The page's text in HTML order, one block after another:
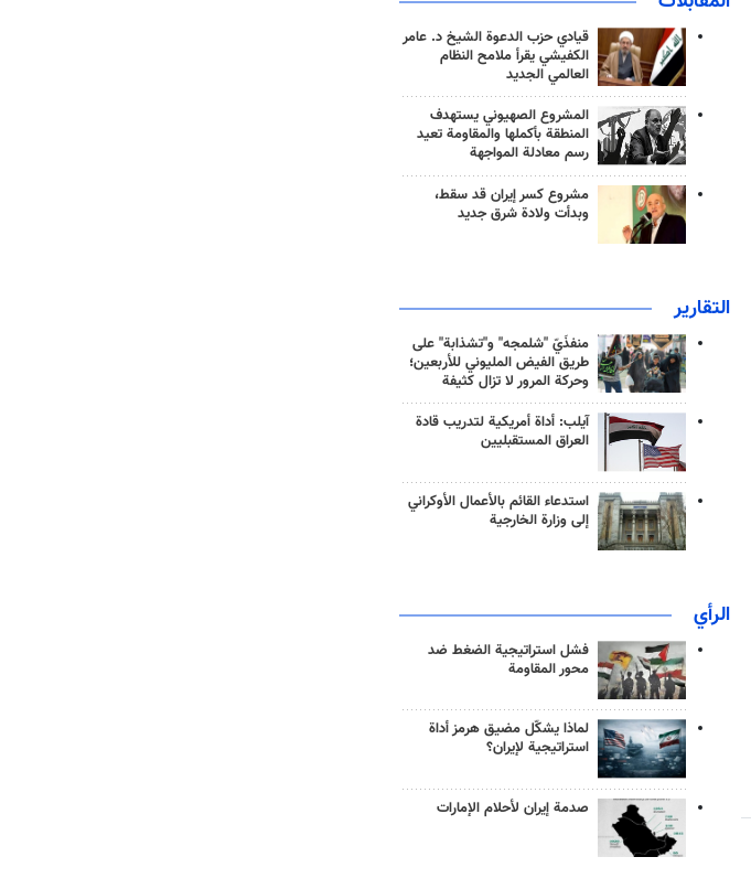
قيادي حزب الدعوة الشيخ د. عامر
الكفيشي يقرأ ملامح النظام
العالمي الجديد
المشروع الصهيوني يستهدف
المنطقة بأكملها والمقاومة تعيد
رسم معادلة المواجهة
مشروع كسر إيران قد سقط،
وبدأت ولادة شرق جديد
التقارير
منفذَيّ "شلمجه" و"تشذابة" على
طريق الفيض المليوني للأربعين؛
وحركة المرور لا تزال كثيفة
آيلب: أداة أمريكية لتدريب قادة
العراق المستقبليين
استدعاء القائم بالأعمال الأوكراني
إلى وزارة الخارجية
الرأي
فشل استراتيجية الضغط ضد
محور المقاومة
لماذا يشكّل مضيق هرمز أداة
استراتيجية لإيران؟
صدمة إيران لأحلام الإمارات